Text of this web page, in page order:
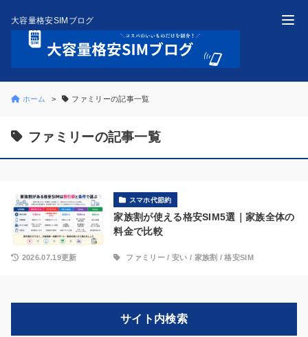
大容量格安SIMブログ
ホーム ファミリーの記事一覧
ファミリーの記事一覧
スマホ代節約
家族割が使える格安SIM5選｜家族全体の
料金で比較
2026.07.19更新 ファミリー/ 安い / 家族割 /格安SIM
サイト内検索